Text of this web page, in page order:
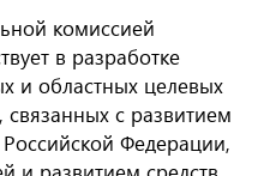
комиссией
в разработке
и областных целевых
с развитием
Федерации,